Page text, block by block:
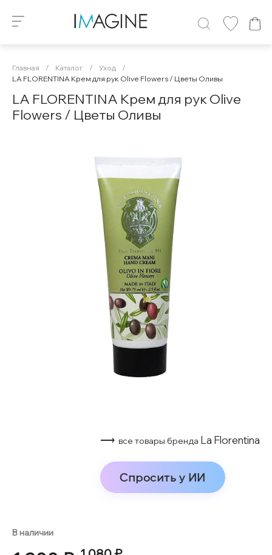
Главная / Каталог / Уход
/
LA FLORENTINA Крем для рук Olive Flowers / Цветы Оливы
LA FLORENTINA Крем для рук Olive
Flowers / Цветы Оливы
⟶ все товары бренда La Florentina
Спросить у ИИ
В наличии